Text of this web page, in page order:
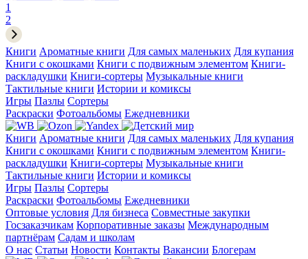
1
2
Книги Ароматные книги Для самых маленьких Для купания
Книги с окошками Книги с подвижным элементом Книги-
раскладушки Книги-сортеры Музыкальные книги
Тактильные книги Истории и комиксы
Игры Пазлы Сортеры
Раскраски Фотоальбомы Ежедневники
Книги Ароматные книги Для самых маленьких Для купания
Книги с окошками Книги с подвижным элементом Книги-
раскладушки Книги-сортеры Музыкальные книги
Тактильные книги Истории и комиксы
Игры Пазлы Сортеры
Раскраски Фотоальбомы Ежедневники
Оптовые условия Для бизнеса Совместные закупки
Госзаказчикам Корпоративные заказы Международным
партнёрам Садам и школам
О нас Статьи Новости Контакты Вакансии Блогерам